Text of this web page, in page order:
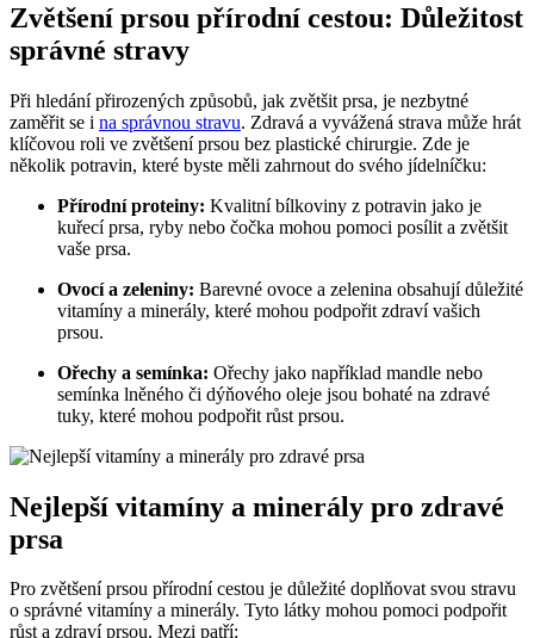
Zvětšení prsou přírodní cestou: Důležitost
správné stravy
Při hledání přirozených způsobů, jak zvětšit prsa, je nezbytné
zaměřit se i na správnou stravu. Zdravá a vyvážená strava může hrát
klíčovou roli ve zvětšení prsou bez plastické chirurgie. Zde je
několik potravin, které byste měli zahrnout do svého jídelníčku:
Přírodní proteiny: Kvalitní bílkoviny z potravin jako je
kuřecí prsa, ryby nebo čočka mohou pomoci posílit a zvětšit
vaše prsa.
Ovocí a zeleniny: Barevné ovoce a zelenina obsahují důležité
vitamíny a minerály, které mohou podpořit zdraví vašich
prsou.
Ořechy a semínka: Ořechy jako například mandle nebo
semínka lněného či dýňového oleje jsou bohaté na zdravé
tuky, které mohou podpořit růst prsou.
Nejlepší vitamíny a minerály pro zdravé
prsa
Pro zvětšení prsou přírodní cestou je důležité doplňovat svou stravu
o správné vitamíny a minerály. Tyto látky mohou pomoci podpořit
růst a zdraví prsou. Mezi patří: